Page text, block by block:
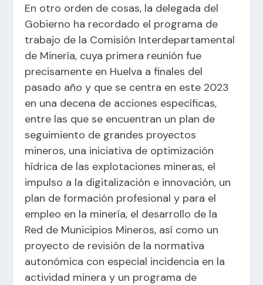
En otro orden de cosas, la delegada del
Gobierno ha recordado el programa de
trabajo de la Comisión Interdepartamental
de Minería, cuya primera reunión fue
precisamente en Huelva a finales del
pasado año y que se centra en este 2023
en una decena de acciones específicas,
entre las que se encuentran un plan de
seguimiento de grandes proyectos
mineros, una iniciativa de optimización
hídrica de las explotaciones mineras, el
impulso a la digitalización e innovación, un
plan de formación profesional y para el
empleo en la minería, el desarrollo de la
Red de Municipios Mineros, así como un
proyecto de revisión de la normativa
autonómica con especial incidencia en la
actividad minera y un programa de